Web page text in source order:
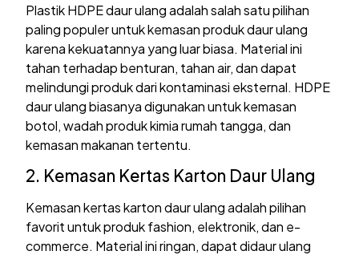
Plastik HDPE daur ulang adalah salah satu pilihan
paling populer untuk kemasan produk daur ulang
karena kekuatannya yang luar biasa. Material ini
tahan terhadap benturan, tahan air, dan dapat
melindungi produk dari kontaminasi eksternal. HDPE
daur ulang biasanya digunakan untuk kemasan
botol, wadah produk kimia rumah tangga, dan
kemasan makanan tertentu.
2. Kemasan Kertas Karton Daur Ulang
Kemasan kertas karton daur ulang adalah pilihan
favorit untuk produk fashion, elektronik, dan e-
commerce. Material ini ringan, dapat didaur ulang